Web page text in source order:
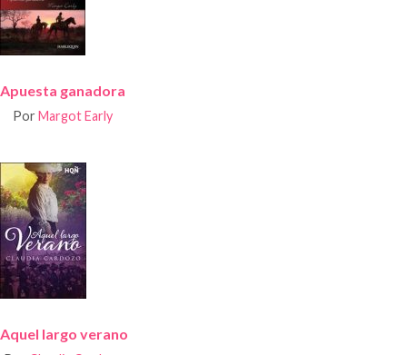
Apuesta ganadora
Por Margot Early
Aquel largo verano